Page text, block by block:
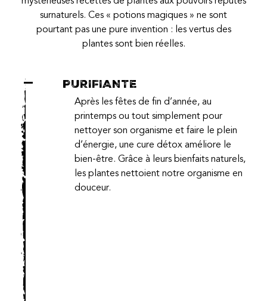
surnaturels. Ces « potions magiques » ne sont
pourtant pas une pure invention : les vertus des
plantes sont bien réelles.
PURIFIANTE
Après les fêtes de fin d’année, au
printemps ou tout simplement pour
nettoyer son organisme et faire le plein
d’énergie, une cure détox améliore le
bien-être. Grâce à leurs bienfaits naturels,
les plantes nettoient notre organisme en
douceur.